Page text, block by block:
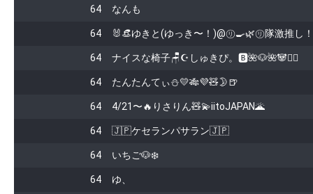
64 なんも
64 🐰👒ゆきと(ゆっき〜！)@㋷🍳🌿㋷隊激推し！
64 ナイスな椅子🪑☪しゅきぴ。🅱️🌺🐶🌺🐼❤️‍🔥
64 たんたんてぃ⛄️💛🎋💜🧸🌛🍺
64 4/21〜🔥りさりん🧸💫iitoJAPAN🌋
64 🇯🇵ケセランパサラン🇯🇵
64 いちご🐶❄️
64 ゆ、